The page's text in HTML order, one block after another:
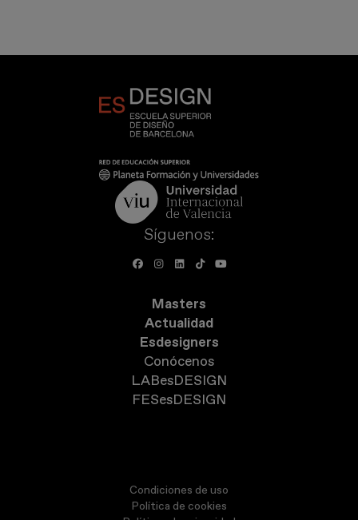
Síguenos:
Masters
Actualidad
Esdesigners
Conócenos
LABesDESIGN
FESesDESIGN
Condiciones de uso
Política de cookies